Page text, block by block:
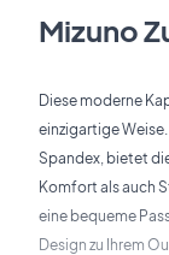
Mizuno
Diese moderne
einzigartige
Spandex, bietet
Komfort als auch
eine bequeme
Design zu Ihrem